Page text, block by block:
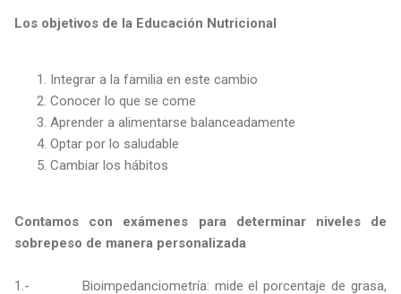
Los objetivos de la Educación Nutricional
Integrar a la familia en este cambio
Conocer lo que se come
Aprender a alimentarse balanceadamente
Optar por lo saludable
Cambiar los hábitos
Contamos con exámenes para determinar niveles de
sobrepeso de manera personalizada
1.- Bioimpedanciometría: mide el porcentaje de grasa,